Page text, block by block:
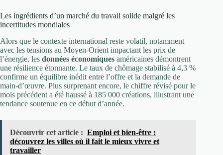
Les ingrédients d’un marché du travail solide malgré les
incertitudes mondiales
Alors que le contexte international reste volatil, notamment
avec les tensions au Moyen-Orient impactant les prix de
l’énergie, les données économiques américaines démontrent
une résilience étonnante. Le taux de chômage stabilisé à 4,3 %
confirme un équilibre inédit entre l’offre et la demande de
main-d’œuvre. Plus surprenant encore, le chiffre révisé pour le
mois précédent a été haussé à 185 000 créations, illustrant une
tendance soutenue en ce début d’année.
Découvrir cet article : Emploi et bien-être :
découvrez les villes où il fait le mieux vivre et
travailler